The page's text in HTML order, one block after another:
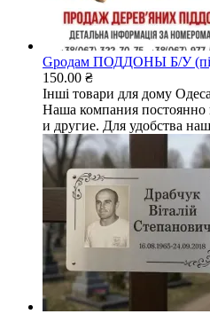
Gродам ПОДДОНЫ Б/У
150.00 ₴
Інші товари для дому
Наша компания постоянно
и другие. Для удобства